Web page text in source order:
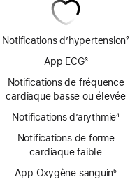
Notifications d’hypertension
bas
de
2
App ECG
de
bas
de
3
Notifications de fréquence
cardiaque basse ou élevée
Notifications d’arythmie
de
de
4
Notifications de forme
cardiaque faible
App Oxygène sanguin5